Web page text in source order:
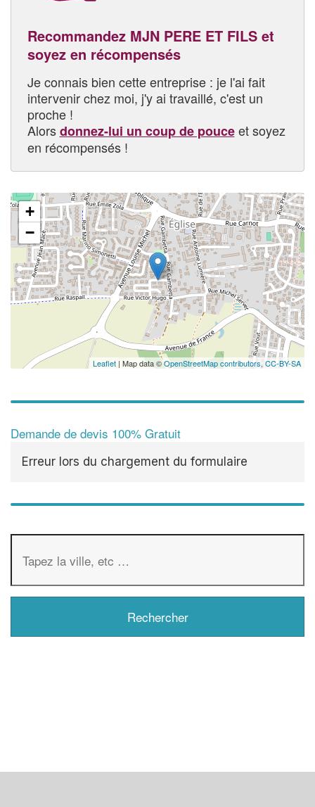
Recommandez MJN PERE ET FILS et
soyez en récompensés
Je connais bien cette entreprise : je l'ai fait
intervenir chez moi, j'y ai travaillé, c'est un
proche !
Alorsdonnez-lui un coup de pouceet soyez
en récompensés !
+
−
Leaflet | Map data ©OpenStreetMap contributors, CC-BY-SA
Demande de devis 100% Gratuit
Erreur lors du chargement du formulaire